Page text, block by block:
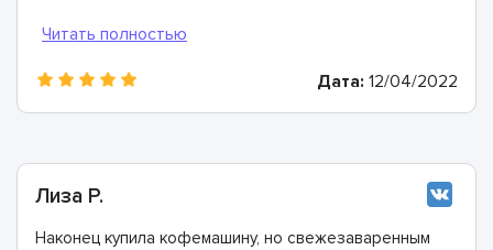
Конечно же рекомендую этих мастеров!
Дата: 12/04/2022
Лиза Р.
Наконец купила кофемашину, но свежезаваренным